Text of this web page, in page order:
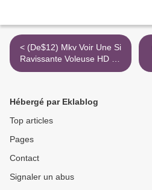
< (De$12) Mkv Voir Une Si
Ravissante Voleuse HD 8K
Google Docs
Hébergé par Eklablog
Top articles
Pages
Contact
Signaler un abus